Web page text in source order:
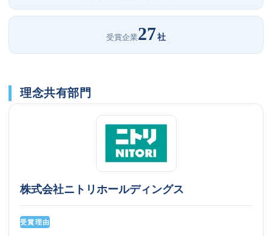
受賞企業27社
理念共有部門
株式会社ニトリホールディングス
受賞理由